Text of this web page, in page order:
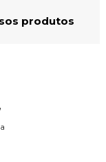
produtos